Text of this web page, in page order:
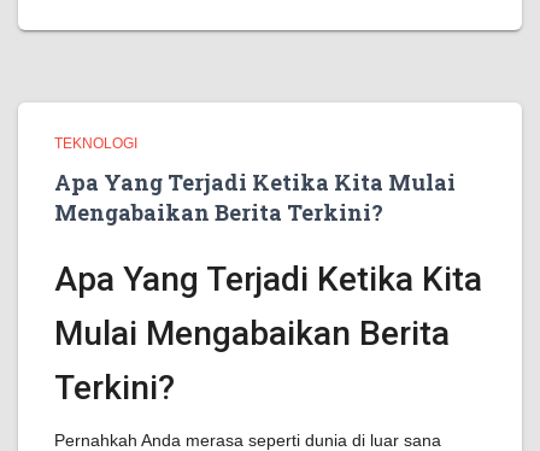
TEKNOLOGI
Apa Yang Terjadi Ketika Kita Mulai
Mengabaikan Berita Terkini?
Apa Yang Terjadi Ketika Kita
Mulai Mengabaikan Berita
Terkini?
Pernahkah Anda merasa seperti dunia di luar sana